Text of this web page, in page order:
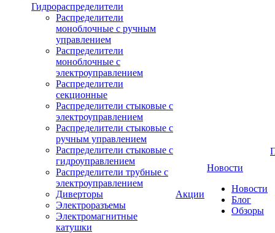
Гидрораспределители
Распределители
моноблочные с ручным
управлением
Распределители
моноблочные с
электроуправлением
Распределители
секционные
Распределители стыковые с
электроуправлением
Распределители стыковые с
ручным управлением
Распределители стыковые с
гидроуправлением
Распределители трубные с
электроуправлением
Диверторы
Электроразъемы
Электромагнитные
катушки
Акции
Новости
Новости
Блог
Обзоры